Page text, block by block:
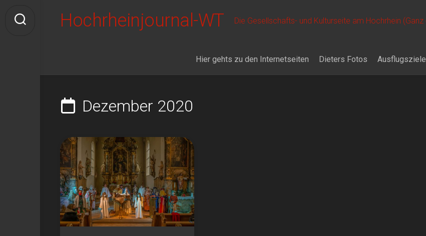
content
Hochrheinjournal-WT Die Gesellschafts- und Kulturseite am Hochrhein (Ganz
Hier gehts zu den Internetseiten Dieters Fotos Ausflugsziele
Dezember 2020